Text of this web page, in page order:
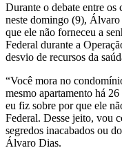
Durante o debate entre
neste domingo (9),
que ele não forneceu a
Federal durante a
desvio de recursos da
“Você mora no
mesmo apartamento há
eu fiz sobre por que ele
Federal. Desse jeito, vou
segredos inacabados ou
Álvaro Dias.